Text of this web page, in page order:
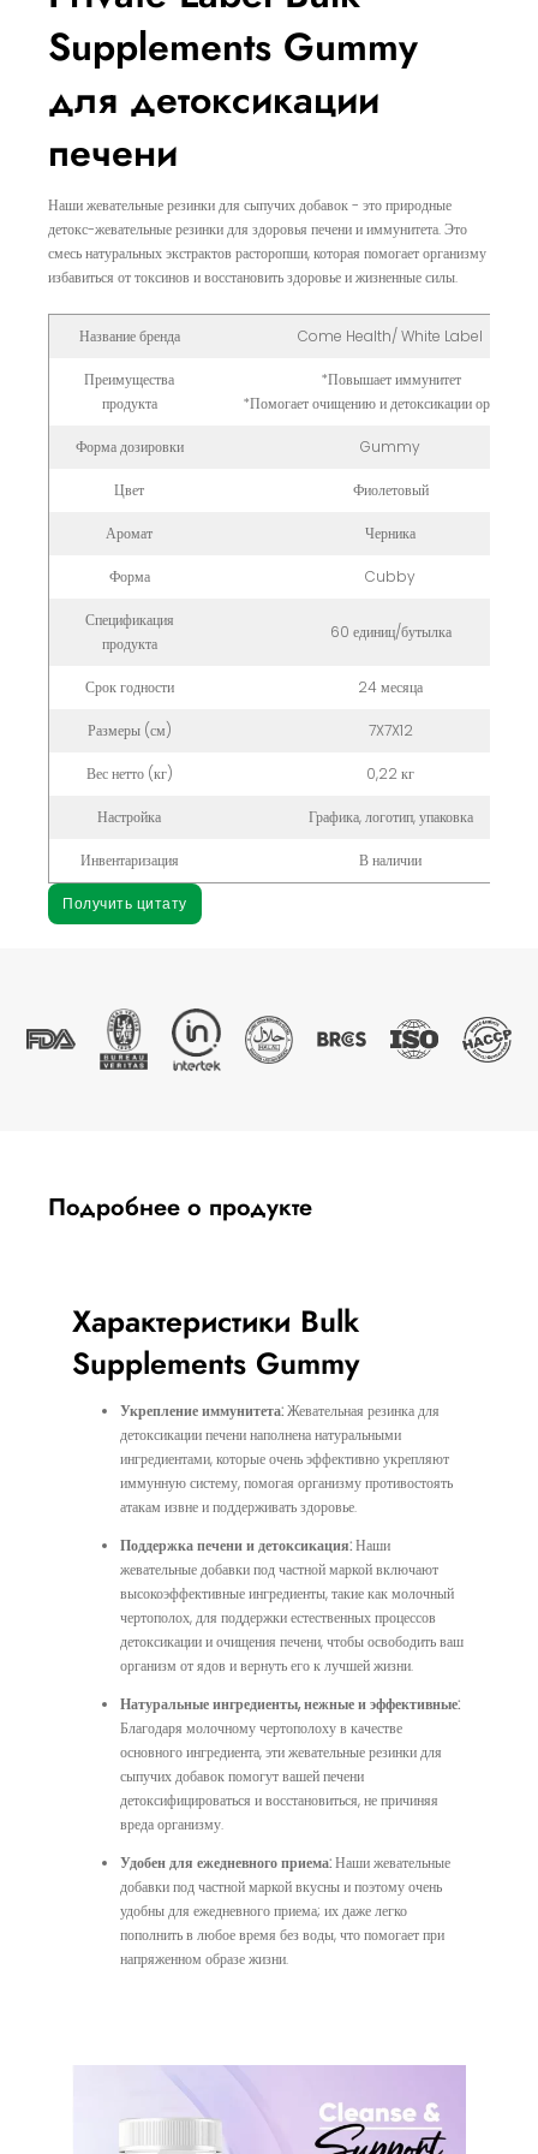
Supplements Gummy
для детоксикации
печени
Наши жевательные резинки для сыпучих добавок - это природные
детокс-жевательные резинки для здоровья печени и иммунитета. Это
смесь натуральных экстрактов расторопши, которая помогает организму
избавиться от токсинов и восстановить здоровье и жизненные силы.
Название бренда Come Health/ White Label
Преимущества
продукта
*Повышает иммунитет
*Помогает очищению и детоксикации организма
Форма дозировки Gummy
Цвет Фиолетовый
Аромат Черника
Форма Cubby
Спецификация
продукта
60 единиц/бутылка
Срок годности 24 месяца
Размеры (см) 7X7X12
Вес нетто (кг) 0,22 кг
Настройка Графика, логотип, упаковка
Инвентаризация В наличии
Получить цитату
Подробнее о продукте
Характеристики Bulk
Supplements Gummy
Укрепление иммунитета:Жевательная резинка для
детоксикации печени наполнена натуральными
ингредиентами, которые очень эффективно укрепляют
иммунную систему, помогая организму противостоять
атакам извне и поддерживать здоровье.
Поддержка печени и детоксикация:Наши
жевательные добавки под частной маркой включают
высокоэффективные ингредиенты, такие как молочный
чертополох, для поддержки естественных процессов
детоксикации и очищения печени, чтобы освободить ваш
организм от ядов и вернуть его к лучшей жизни.
Натуральные ингредиенты, нежные и эффективные:
Благодаря молочному чертополоху в качестве
основного ингредиента, эти жевательные резинки для
сыпучих добавок помогут вашей печени
детоксифицироваться и восстановиться, не причиняя
вреда организму.
Удобен для ежедневного приема:Наши жевательные
добавки под частной маркой вкусны и поэтому очень
удобны для ежедневного приема; их даже легко
пополнить в любое время без воды, что помогает при
напряженном образе жизни.